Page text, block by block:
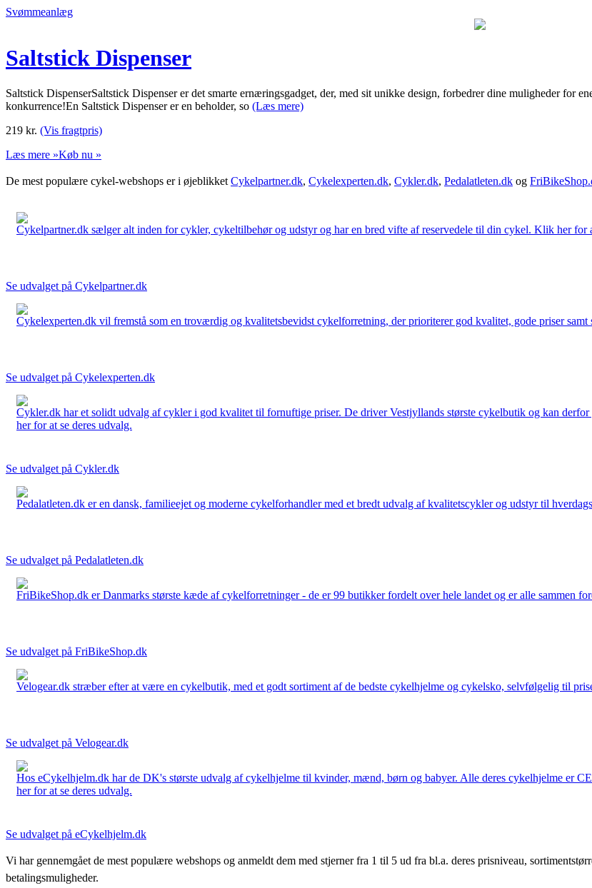
Svømmeanlæg
Saltstick Dispenser
Saltstick DispenserSaltstick Dispenser er det smarte ernæringsgadget, der, med sit unikke design, forbedrer dine muligheder for
konkurrence!En Saltstick Dispenser er en beholder, so (Læs mere)
219 kr. (Vis fragtpris)
Læs mere »Køb nu »
De mest populære cykel-webshops er i øjeblikket Cykelpartner.dk, Cykelexperten.dk, Cykler.dk, Pedalatleten.dk og
Cykelpartner.dk sælger alt inden for cykler, cykeltilbehør og udstyr og har en bred vifte af reservedele til din cykel. Klik her for
Se udvalget på Cykelpartner.dk
Cykelexperten.dk vil fremstå som en troværdig og kvalitetsbevidst cykelforretning, der prioriterer god kvalitet, gode priser
Se udvalget på Cykelexperten.dk
Cykler.dk har et solidt udvalg af cykler i god kvalitet til fornuftige priser. De driver Vestjyllands største cykelbutik og kan
her for at se deres udvalg.
Se udvalget på Cykler.dk
Pedalatleten.dk er en dansk, familieejet og moderne cykelforhandler med et bredt udvalg af kvalitetscykler og udstyr til
Se udvalget på Pedalatleten.dk
FriBikeShop.dk er Danmarks største kæde af cykelforretninger - de er 99 butikker fordelt over hele landet og er alle sammen
Se udvalget på FriBikeShop.dk
Velogear.dk stræber efter at være en cykelbutik, med et godt sortiment af de bedste cykelhjelme og cykelsko, selvfølgelig til
Se udvalget på Velogear.dk
Hos eCykelhjelm.dk har de DK's største udvalg af cykelhjelme til kvinder, mænd, børn og babyer. Alle deres cykelhjelme er
her for at se deres udvalg.
Se udvalget på eCykelhjelm.dk
Vi har gennemgået de mest populære webshops og anmeldt dem med stjerner fra 1 til 5 ud fra bl.a. deres prisniveau,
betalingsmuligheder.